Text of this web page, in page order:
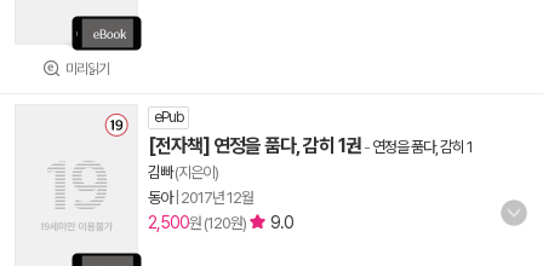
미리읽기
ePub
[전자책] 연정을 품다, 감히 1권 - 연정을 품다, 감히 1
김빠(지은이)
동아| 2017년 12월
2,500원 (120원) 9.0